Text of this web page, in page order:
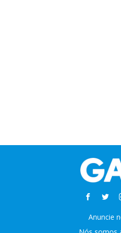
Anuncie